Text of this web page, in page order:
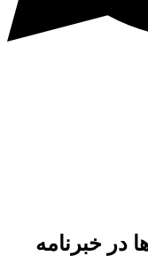
در خبرنامه